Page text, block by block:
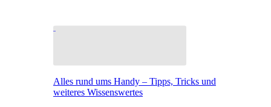
Alles rund ums Handy – Tipps, Tricks und
weiteres Wissenswertes